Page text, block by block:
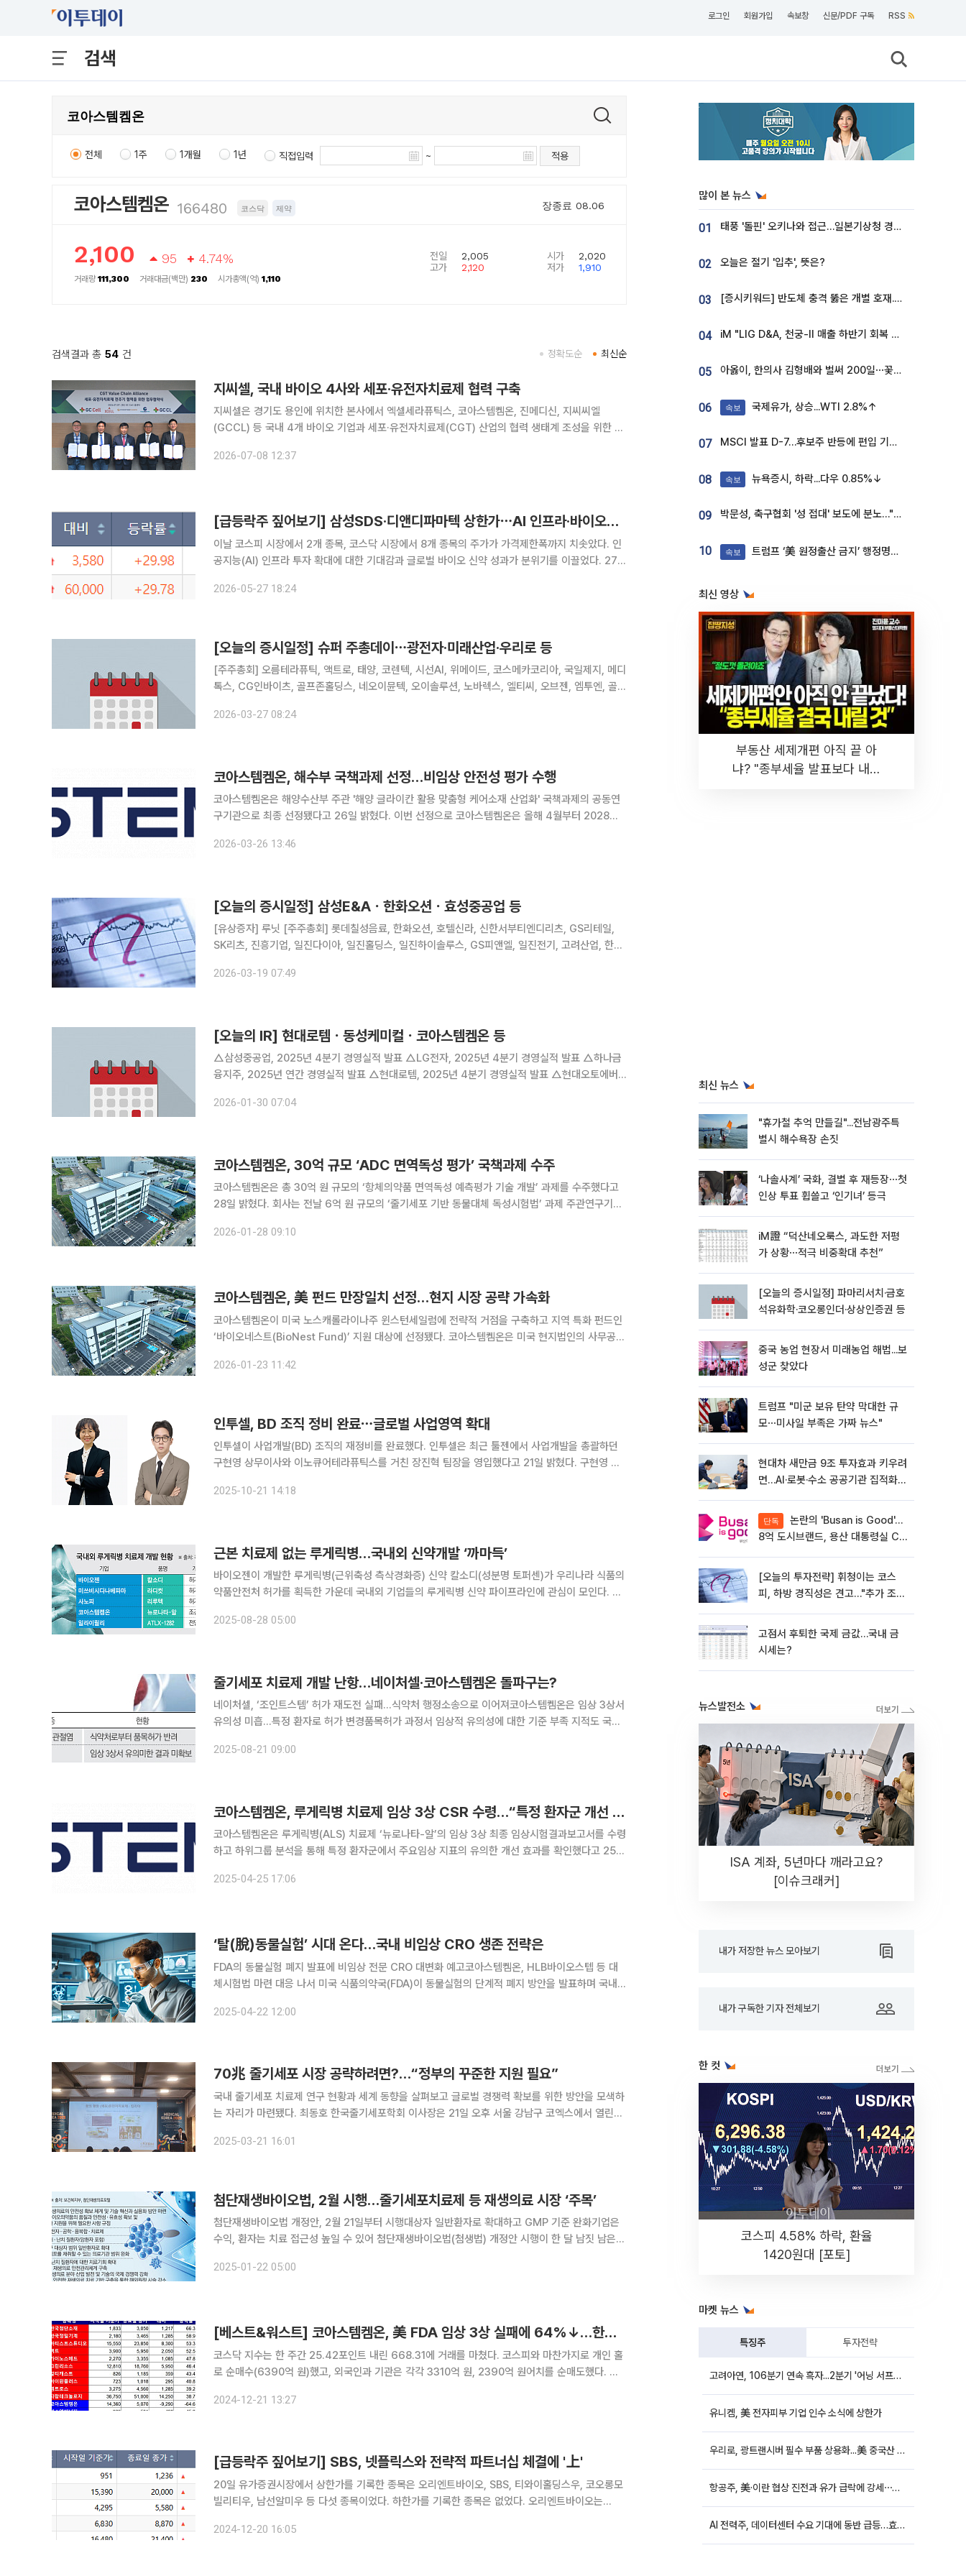
로그인 회원가입 속보창 신문/PDF 구독 RSS
검색
전체 1주 1개월 1년 직접입력 ~ 적용
코아스템켐온 166480 코스닥 제약 장종료 08.06
2,100 95 4.74%
거래량111,300 거래대금(백만) 230 시가총액(억) 1,110
전일
2,005
고가
2,120
시가
2,020
저가
1,910
검색결과 총 54 건 최신순
정확도순
지씨셀, 국내 바이오 4사와 세포·유전자치료제 협력 구축
지씨셀은 경기도 용인에 위치한 본사에서 엑셀세라퓨틱스, 코아스템켐온, 진메디신, 지씨씨엘
(GCCL) 등 국내 4개 바이오 기업과 세포·유전자치료제(CGT) 산업의 협력 생태계 조성을 위한 업
자치료제 개발에 필요한 핵심 분야별 전문기업들이 유
2026-07-08 12:37
[급등락주 짚어보기] 삼성SDS·디앤디파마텍 상한가⋯AI 인프라·바이오株 강세
이날 코스피 시장에서 2개 종목, 코스닥 시장에서 8개 종목의 주가가 가격제한폭까지 치솟았다. 인
공지능(AI) 인프라 투자 확대에 대한 기대감과 글로벌 바이오 신약 성과가 분위기를 이끌었다. 27일
개 종목이다. 삼성에스디에스(26만1500원)는 AI 시대의
2026-05-27 18:24
[오늘의 증시일정] 슈퍼 주총데이⋯광전자·미래산업·우리로 등
[주주총회] 오름테라퓨틱, 액트로, 태양, 코렌텍, 시선AI, 위메이드, 코스메카코리아, 국일제지, 메디
톡스, CG인바이츠, 골프존홀딩스, 네오이뮨텍, 오이솔루션, 노바렉스, 엘티씨, 오브젠, 엠투엔, 골프
에이텀, 제이티, 유니온바이오메트릭스, 인터플
2026-03-27 08:24
코아스템켐온, 해수부 국책과제 선정…비임상 안전성 평가 수행
코아스템켐온은 해양수산부 주관 '해양 글라이칸 활용 맞춤형 케어소재 산업화' 국책과제의 공동연
구기관으로 최종 선정됐다고 26일 밝혔다. 이번 선정으로 코아스템켐온은 올해 4월부터 2028년
2026-03-26 13:46
[오늘의 증시일정] 삼성E&Aㆍ한화오션ㆍ효성중공업 등
[유상증자] 루닛 [주주총회] 롯데칠성음료, 한화오션, 호텔신라, 신한서부티엔디리츠, GS리테일,
SK리츠, 진흥기업, 일진다이아, 일진홀딩스, 일진하이솔루스, GS피앤엘, 일진전기, 고려산업, 한솔
송원산업, 한국수출포장공업, 삼성생명, 삼성카드, LG디
2026-03-19 07:49
[오늘의 IR] 현대로템ㆍ동성케미컬ㆍ코아스템켐온 등
△삼성중공업, 2025년 4분기 경영실적 발표 △LG전자, 2025년 4분기 경영실적 발표 △하나금
융지주, 2025년 연간 경영실적 발표 △현대로템, 2025년 4분기 경영실적 발표 △현대오토에버,
기 경영실적 발표 △대한조선, 2025년 4분기 경영실적
2026-01-30 07:04
코아스템켐온, 30억 규모 ‘ADC 면역독성 평가’ 국책과제 수주
코아스템켐온은 총 30억 원 규모의 ‘항체의약품 면역독성 예측평가 기술 개발’ 과제를 수주했다고
28일 밝혔다. 회사는 전날 6억 원 규모의 ‘줄기세포 기반 동물대체 독성시험법’ 과제 주관연구기관
동물대체시험법(NAMs) 분야의 핵심 표준 기술 개발을
2026-01-28 09:10
코아스템켐온, 美 펀드 만장일치 선정…현지 시장 공략 가속화
코아스템켐온이 미국 노스캐롤라이나주 윈스턴세일럼에 전략적 거점을 구축하고 지역 특화 펀드인
‘바이오네스트(BioNest Fund)’ 지원 대상에 선정됐다. 코아스템켐온은 미국 현지법인의 사무공간
통과했다고 23일 밝혔다. 바이오네스트 심사위원회는 코아스템켐온의
2026-01-23 11:42
인투셀, BD 조직 정비 완료⋯글로벌 사업영역 확대
인투셀이 사업개발(BD) 조직의 재정비를 완료했다. 인투셀은 최근 툴젠에서 사업개발을 총괄하던
구현영 상무이사와 이노큐어테라퓨틱스를 거친 장진혁 팀장을 영입했다고 21일 밝혔다. 구현영 사
에서 연구원을 지냈다. 화장품 제조·판매 기업 토니모리의 자회사이자 마이크
2025-10-21 14:18
근본 치료제 없는 루게릭병…국내외 신약개발 ‘까마득’
바이오젠이 개발한 루게릭병(근위축성 측삭경화증) 신약 칼소디(성분명 토퍼센)가 우리나라 식품의
약품안전처 허가를 획득한 가운데 국내외 기업들의 루게릭병 신약 파이프라인에 관심이 모인다. 루
르면 칼소디가 이달 20일 식약처로부터 품목허가를 받았다. 칼소디는 과산
2025-08-28 05:00
줄기세포 치료제 개발 난항…네이처셀·코아스템켐온 돌파구는?
네이처셀, ‘조인트스템’ 허가 재도전 실패…식약처 행정소송으로 이어져코아스템켐온은 임상 3상서
유의성 미흡…특정 환자로 허가 변경품목허가 과정서 임상적 유의성에 대한 기준 부족 지적도 국내
성과를 얻지 못하며 난관에 직면했다. 이에 기업들은 해외로 눈을 돌리거나
2025-08-21 09:00
코아스템켐온, 루게릭병 치료제 임상 3상 CSR 수령…“특정 환자군 개선 효과”
코아스템켐온은 루게릭병(ALS) 치료제 ‘뉴로나타-알’의 임상 3상 최종 임상시험결과보고서를 수령
하고 하위그룹 분석을 통해 특정 환자군에서 주요임상 지표의 유의한 개선 효과를 확인했다고 25일
성에 주목해 평균 질병 진행 속도를 기준으로 시험군과 대조군에서
2025-04-25 17:06
‘탈(脫)동물실험’ 시대 온다…국내 비임상 CRO 생존 전략은
FDA의 동물실험 폐지 발표에 비임상 전문 CRO 대변화 예고코아스템켐온, HLB바이오스텝 등 대
체시험법 마련 대응 나서 미국 식품의약국(FDA)이 동물실험의 단계적 폐지 방안을 발표하며 국내
2025-04-22 12:00
70兆 줄기세포 시장 공략하려면?…“정부의 꾸준한 지원 필요”
국내 줄기세포 치료제 연구 현황과 세계 동향을 살펴보고 글로벌 경쟁력 확보를 위한 방안을 모색하
는 자리가 마련됐다. 최동호 한국줄기세포학회 이사장은 21일 오후 서울 강남구 코엑스에서 열린
대해 발표했다. 줄기세포 치료제는 줄기세포를 이용해 다양한 질
2025-03-21 16:01
첨단재생바이오법, 2월 시행…줄기세포치료제 등 재생의료 시장 ‘주목’
첨단재생바이오법 개정안, 2월 21일부터 시행대상자 일반환자로 확대하고 GMP 기준 완화기업은
수익, 환자는 치료 접근성 높일 수 있어 첨단재생바이오법(첨생법) 개정안 시행이 한 달 남짓 남은
2025-01-22 05:00
[베스트&워스트] 코아스템켐온, 美 FDA 임상 3상 실패에 64%↓…한국첨단소재↑
코스닥 지수는 한 주간 25.42포인트 내린 668.31에 거래를 마쳤다. 코스피와 마찬가지로 개인 홀
로 순매수(6390억 원)했고, 외국인과 기관은 각각 3310억 원, 2390억 원어치를 순매도했다. 한
한국첨단소재(66.39%)였다. 지난 18일 한
2024-12-21 13:27
[급등락주 짚어보기] SBS, 넷플릭스와 전략적 파트너십 체결에 '上'
20일 유가증권시장에서 상한가를 기록한 종목은 오리엔트바이오, SBS, 티와이홀딩스우, 코오롱모
빌리티우, 남선알미우 등 다섯 종목이었다. 하한가를 기록한 종목은 없었다. 오리엔트바이오는
테마주인 오리엔트그룹 주식이 주목을 받고 있다. 이 대표는 과거 오
2024-12-20 16:05
많이 본 뉴스
01 태풍 '돌핀' 오키나와 접근…일본기상청 경로 업데이트
02 오늘은 절기 '입추', 뜻은?
03 [증시키워드] 반도체 충격 뚫은 개별 호재...포스코퓨처엠·에코프로·한화솔루션 '눈길'
04 iM "LIG D&A, 천궁-II 매출 하반기 회복 전망…방산 톱픽 유지"
05 아옳이, 한의사 김형배와 벌써 200일⋯꽃다발 들고 "프러포즈 아냐"
06 속보 국제유가, 상승...WTI 2.8%↑
07 MSCI 발표 D-7…후보주 반등에 편입 기대 재점화
08 속보 뉴욕증시, 하락...다우 0.85%↓
09 박문성, 축구협회 '성 접대' 보도에 분노…"다 말아먹으려고 작정했나"
10 속보 트럼프 ‘美 원정출산 금지’ 행정명령 서명
최신 영상
부동산 세제개편 아직 끝 아
냐? "종부세율 발표보다 내릴
최신 뉴스
"휴가철 추억 만들길"...전남광주특
별시 해수욕장 손짓
‘나솔사계’ 국화, 결별 후 재등장⋯첫
인상 투표 휩쓸고 ‘인기녀’ 등극
iM證 “덕산네오룩스, 과도한 저평
가 상황⋯적극 비중확대 추천”
[오늘의 증시일정] 파마리서치·금호
석유화학·코오롱인더·상상인증권 등
중국 농업 현장서 미래농업 해법...보
성군 찾았다
트럼프 "미군 보유 탄약 막대한 규
모⋯미사일 부족은 가짜 뉴스"
현대차 새만금 9조 투자효과 키우려
면…AI·로봇·수소 공공기관 집적화
단독
8억 도시브랜드, 용산 대통령실 CI
[오늘의 투자전략] 휘청이는 코스
피, 하방 경직성은 견고…"추가 조정
고점서 후퇴한 국제 금값…국내 금
시세는?
뉴스발전소
ISA 계좌, 5년마다 깨라고요?
[이슈크래커]
내가 저장한 뉴스 모아보기
내가 구독한 기자 전체보기
한 컷
코스피 4.58% 하락, 환율
1420원대 [포토]
마켓 뉴스
특징주 투자전략
고려아연, 106분기 연속 흑자...2분기 '어닝 서프라이즈'에 장 초반 12%대 강세
유니켐, 美 전자피부 기업 인수 소식에 상한가
우리로, 광트랜시버 필수 부품 상용화...美 중국산 퇴출 추진에 상승세
항공주, 美·이란 협상 진전과 유가 급락에 강세⋯한진칼 8%↑
AI 전력주, 데이터센터 수요 기대에 동반 급등…효성중공업 10%↑